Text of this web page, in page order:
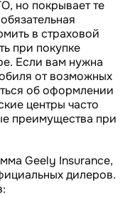
но покрывает те
в страховой
при покупке
Если вам нужна
от возможных
об оформлении
центры часто
преимущества при
Geely Insurance,
дилеров.